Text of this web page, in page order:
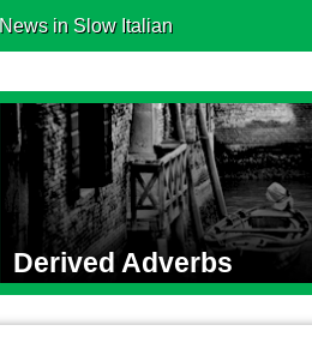
News in Slow Italian
Derived Adverbs